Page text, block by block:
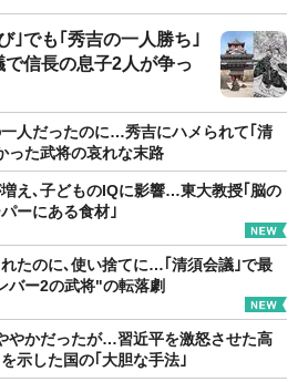
｣でも｢秀吉の一人勝ち｣
信長の息子2人が争っ
人だったのに…秀吉にハメられて｢清
った武将の哀れな末路
え､子どものIQに影響…東大教授｢脳の
ーにある食材｣
たのに､使い捨てに…｢清須会議｣で最
バー2の武将"の転落劇
やかだったが…習近平を激怒させた高
示した国の｢大胆な手法｣